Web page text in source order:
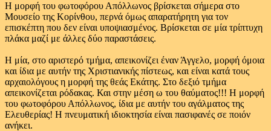
Η μορφή του φωτοφόρου Απόλλωνος βρίσκεται σήμερα στο
Μουσείο της Κορίνθου, περνά όμως απαρατήρητη για τον
επισκέπτη που δεν είναι υποψιασμένος. Βρίσκεται σε μία τρίπτυχη
πλάκα μαζί με άλλες δύο παραστάσεις.
Η μία, στο αριστερό τμήμα, απεικονίζει έναν Άγγελο, μορφή όμοια
και ίδια με αυτήν της Χριστιανικής πίστεως, και είναι κατά τους
αρχαιολόγους η μορφή της θεάς Εκάτης. Στο δεξιό τμήμα
απεικονίζεται ρόδακας. Και στην μέση ω του θαύματος!!! Η μορφή
του φωτοφόρου Απόλλωνος, ίδια με αυτήν του αγάλματος της
Ελευθερίας! Η πνευματική ιδιοκτησία είναι πασιφανές σε ποιόν
ανήκει.